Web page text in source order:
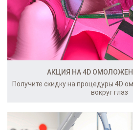
АКЦИЯ НА 4D
Получите скидку на процедуры 4D
вокруг глаз